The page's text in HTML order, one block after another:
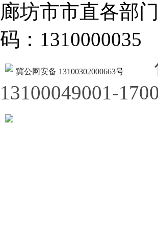
廊坊市市直各部
码：1310000035
冀公网安备 13100302000663号
13100049001-